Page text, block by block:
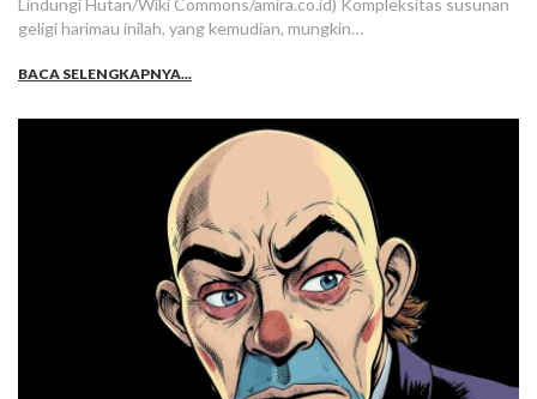
Lindungi Hutan/Wiki Commons/amira.co.id) Kompleksitas susunan
geligi harimau inilah, yang kemudian, mungkin…
BACA SELENGKAPNYA...